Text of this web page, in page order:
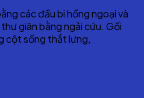
các đầu bi hồng ngoại và
giãn bằng ngải cứu. Gối
cột sống thắt lưng,